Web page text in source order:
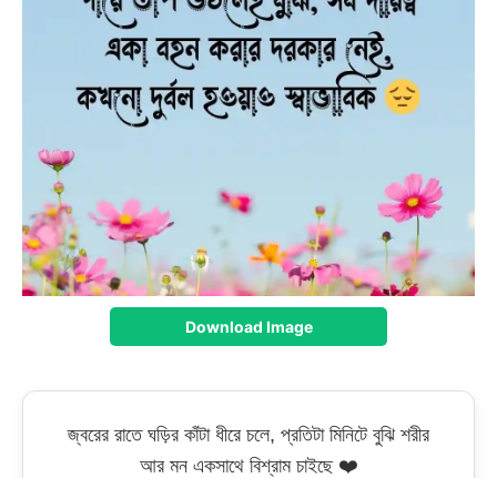
Download Image
জ্বরের রাতে ঘড়ির কাঁটা ধীরে চলে, প্রতিটা মিনিটে বুঝি শরীর
আর মন একসাথে বিশ্রাম চাইছে ❤️